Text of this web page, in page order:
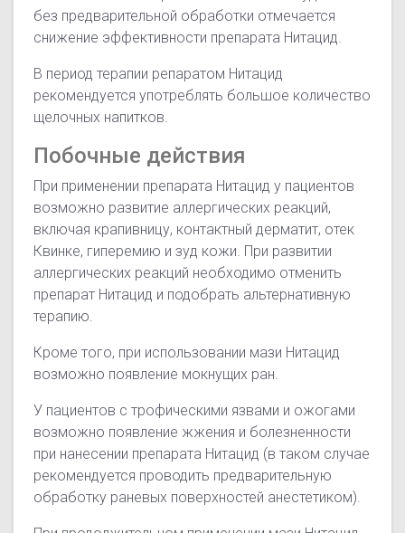
без предварительной обработки отмечается
снижение эффективности препарата Нитацид.
В период терапии репаратом Нитацид
рекомендуется употреблять большое количество
щелочных напитков.
Побочные действия
При применении препарата Нитацид у пациентов
возможно развитие аллергических реакций,
включая крапивницу, контактный дерматит, отек
Квинке, гиперемию и зуд кожи. При развитии
аллергических реакций необходимо отменить
препарат Нитацид и подобрать альтернативную
терапию.
Кроме того, при использовании мази Нитацид
возможно появление мокнущих ран.
У пациентов с трофическими язвами и ожогами
возможно появление жжения и болезненности
при нанесении препарата Нитацид (в таком случае
рекомендуется проводить предварительную
обработку раневых поверхностей анестетиком).